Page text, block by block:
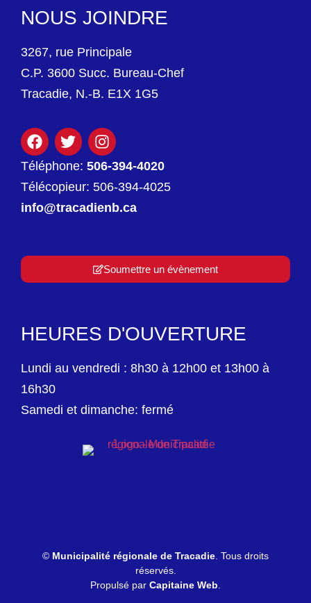
NOUS JOINDRE
3267, rue Principale
C.P. 3600 Succ. Bureau-Chef
Tracadie, N.-B. E1X 1G5
Téléphone: 506-394-4020
Télécopieur: 506-394-4025
info@tracadienb.ca
Soumettre un évènement
HEURES D'OUVERTURE
Lundi au vendredi : 8h30 à 12h00 et 13h00 à
16h30
Samedi et dimanche: fermé
© Municipalité régionale de Tracadie . Tous droits
réservés.
Propulsé par Capitaine Web